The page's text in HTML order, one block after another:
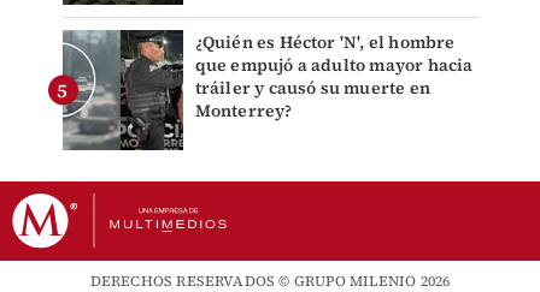
¿Quién es Héctor 'N', el hombre
que empujó a adulto mayor hacia
tráiler y causó su muerte en
Monterrey?
DERECHOS RESERVADOS © GRUPO MILENIO 2026